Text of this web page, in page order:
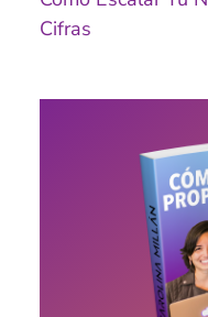
Cifras